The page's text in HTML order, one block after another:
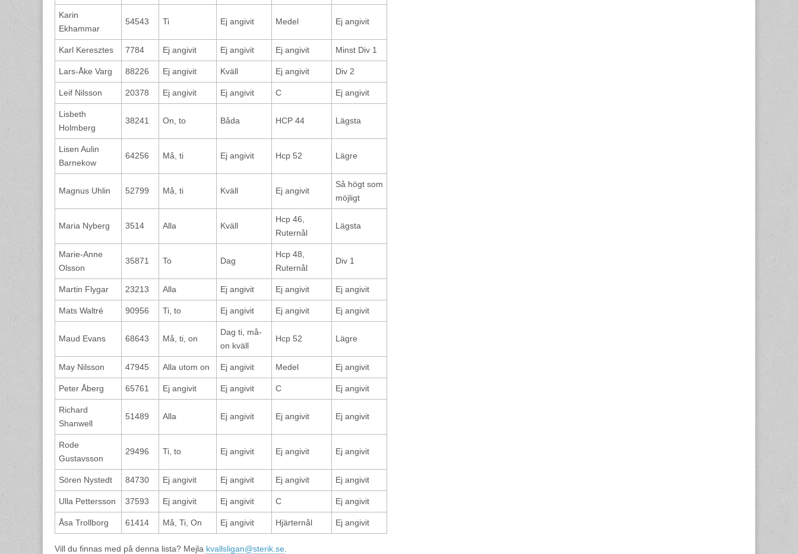
Karin
Ekhammar
54543 Ti Ej angivit Medel Ej angivit
Karl Keresztes 7784 Ej angivit Ej angivit Ej angivit Minst Div 1
Lars-Åke Varg 88226 Ej angivit Kväll Ej angivit Div 2
Leif Nilsson 20378 Ej angivit Ej angivit C Ej angivit
Lisbeth
Holmberg
38241 On, to Båda HCP 44 Lägsta
Lisen Aulin
Barnekow
64256 Må, ti Ej angivit Hcp 52 Lägre
Magnus Uhlin 52799 Må, ti Kväll Ej angivit
Så högt som
möjligt
Maria Nyberg 3514 Alla Kväll
Hcp 46,
Ruternål
Lägsta
Marie-Anne
Olsson
35871 To Dag
Hcp 48,
Ruternål
Div 1
Martin Flygar 23213 Alla Ej angivit Ej angivit Ej angivit
Mats Waltré 90956 Ti, to Ej angivit Ej angivit Ej angivit
Maud Evans 68643 Må, ti, on
Dag ti, må-
on kväll
Hcp 52 Lägre
May Nilsson 47945 Alla utom on Ej angivit Medel Ej angivit
Peter Åberg 65761 Ej angivit Ej angivit C Ej angivit
Richard
Shanwell
51489 Alla Ej angivit Ej angivit Ej angivit
Rode
Gustavsson
29496 Ti, to Ej angivit Ej angivit Ej angivit
Sören Nystedt 84730 Ej angivit Ej angivit Ej angivit Ej angivit
Ulla Pettersson 37593 Ej angivit Ej angivit C Ej angivit
Åsa Trollborg 61414 Må, Ti, On Ej angivit Hjärternål Ej angivit
Vill du finnas med på denna lista? Mejla kvallsligan@sterik.se